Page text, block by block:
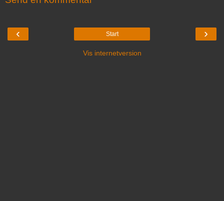
‹ ›
Start
Vis internetversion